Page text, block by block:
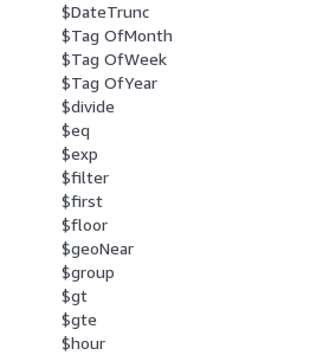
$DateTrunc
$Tag OfMonth
$Tag OfWeek
$Tag OfYear
$divide
$eq
$exp
$filter
$first
$floor
$geoNear
$group
$gt
$gte
$hour